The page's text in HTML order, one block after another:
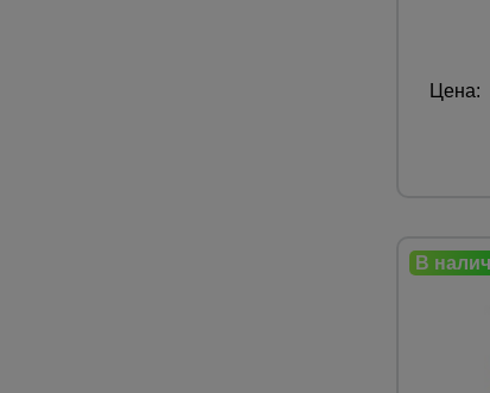
Цена: